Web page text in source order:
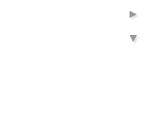
►
▼